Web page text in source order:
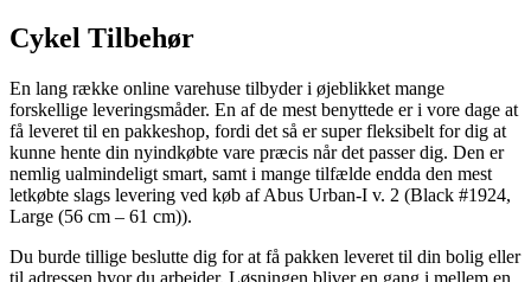
Cykel Tilbehør
En lang række online varehuse tilbyder i øjeblikket mange
forskellige leveringsmåder. En af de mest benyttede er i vore dage at
få leveret til en pakkeshop, fordi det så er super fleksibelt for dig at
kunne hente din nyindkøbte vare præcis når det passer dig. Den er
nemlig ualmindeligt smart, samt i mange tilfælde endda den mest
letkøbte slags levering ved køb af Abus Urban-I v. 2 (Black #1924,
Large (56 cm – 61 cm)).
Du burde tillige beslutte dig for at få pakken leveret til din bolig eller
til adressen hvor du arbejder. Løsningen bliver en gang i mellem en